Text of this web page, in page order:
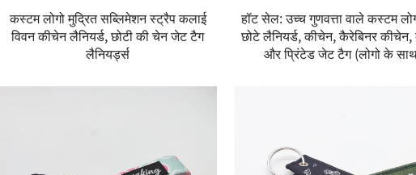
कस्टम लोगो मुद्रित सब्लिमेशन स्ट्रैप कलाई
विवन कीचेन लैनियर्ड, छोटी की चेन जेट टैग
लैनियर्ड्स
हॉट सेल: उच्च गुणवत्ता वाले कस्टम
छोटे लैनियर्ड, कीचेन, कैरेबिनर
और प्रिंटेड जेट टैग (लोगो के